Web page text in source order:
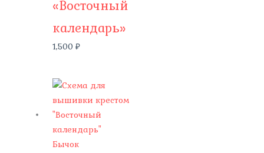
«Восточный
календарь»
1,500₽